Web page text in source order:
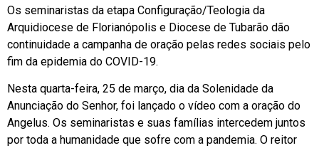
Os seminaristas da etapa Configuração/Teologia da
Arquidiocese de Florianópolis e Diocese de Tubarão dão
continuidade a campanha de oração pelas redes sociais pelo
fim da epidemia do COVID-19.
Nesta quarta-feira, 25 de março, dia da Solenidade da
Anunciação do Senhor, foi lançado o vídeo com a oração do
Angelus. Os seminaristas e suas famílias intercedem juntos
por toda a humanidade que sofre com a pandemia. O reitor